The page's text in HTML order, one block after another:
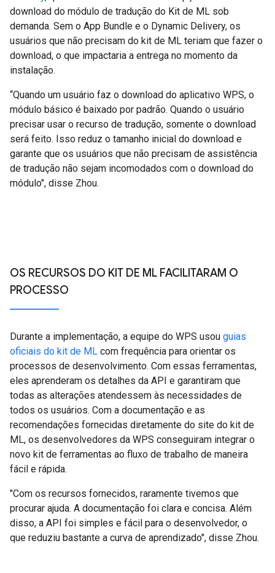
download do módulo de tradução do Kit de ML sob
demanda. Sem o App Bundle e o Dynamic Delivery, os
usuários que não precisam do kit de ML teriam que fazer o
download, o que impactaria a entrega no momento da
instalação.
“Quando um usuário faz o download do aplicativo WPS, o
módulo básico é baixado por padrão. Quando o usuário
precisar usar o recurso de tradução, somente o download
será feito. Isso reduz o tamanho inicial do download e
garante que os usuários que não precisam de assistência
de tradução não sejam incomodados com o download do
módulo", disse Zhou.
OS RECURSOS DO KIT DE ML FACILITARAM O
PROCESSO
Durante a implementação, a equipe do WPS usou guias
oficiais do kit de ML com frequência para orientar os
processos de desenvolvimento. Com essas ferramentas,
eles aprenderam os detalhes da API e garantiram que
todas as alterações atendessem às necessidades de
todos os usuários. Com a documentação e as
recomendações fornecidas diretamente do site do kit de
ML, os desenvolvedores da WPS conseguiram integrar o
novo kit de ferramentas ao fluxo de trabalho de maneira
fácil e rápida.
"Com os recursos fornecidos, raramente tivemos que
procurar ajuda. A documentação foi clara e concisa. Além
disso, a API foi simples e fácil para o desenvolvedor, o
que reduziu bastante a curva de aprendizado", disse Zhou.